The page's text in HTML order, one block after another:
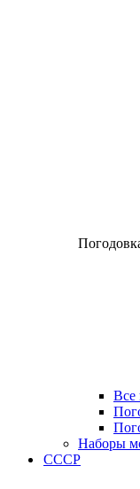
Все
Наборы
СССР